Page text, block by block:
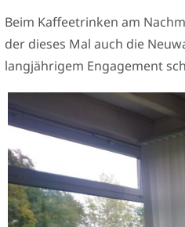
Beim Kaffeetrinken am
der dieses Mal auch die
langjährigem Engagement